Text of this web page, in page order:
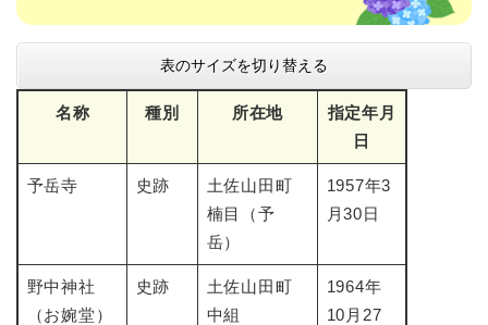
表のサイズを切り替える
名称 種別 所在地
指定年月
日
予岳寺 史跡
土佐山田町
楠目（予
岳）
1957年3
月30日
野中神社
（お婉堂）
史跡
土佐山田町
中組
1964年
10月27